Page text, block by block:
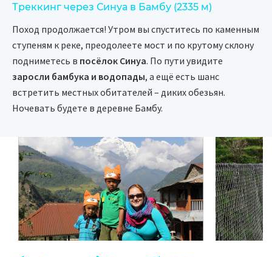
Треккинг через Синуа в Бамбу (2335 м)
Поход продолжается! Утром вы спуститесь по каменным
ступеням к реке, преодолеете мост и по крутому склону
подниметесь в посёлок Синуа. По пути увидите
заросли бамбука и водопады, а ещё есть шанс
встретить местных обитателей – диких обезьян.
Ночевать будете в деревне Бамбу.